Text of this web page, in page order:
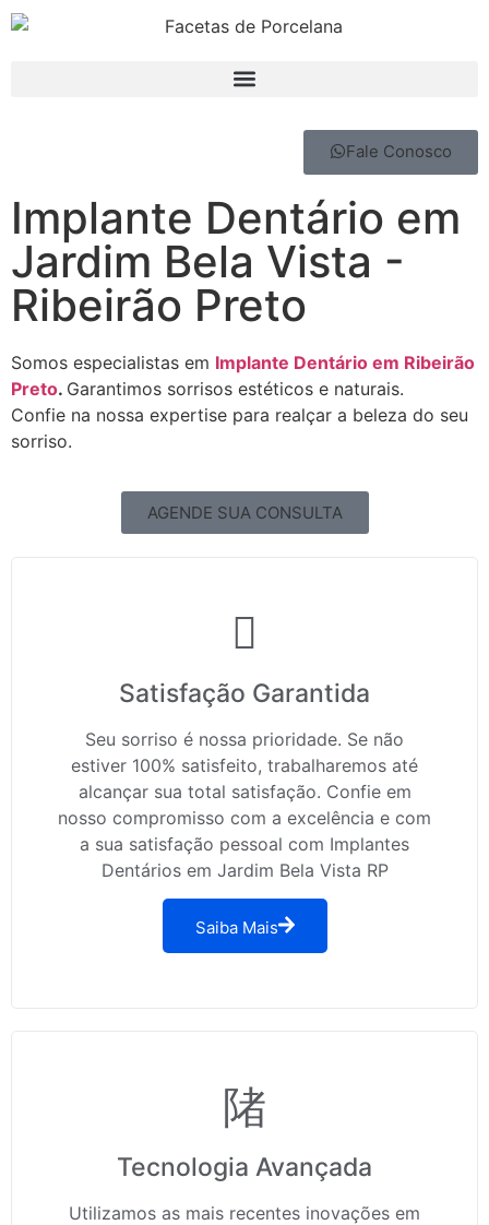
Fale Conosco
Implante Dentário em
Jardim Bela Vista -
Ribeirão Preto
Somos especialistas em Implante Dentário em Ribeirão
Preto. Garantimos sorrisos estéticos e naturais.
Confie na nossa expertise para realçar a beleza do seu
sorriso.
AGENDE SUA CONSULTA
Satisfação Garantida
Seu sorriso é nossa prioridade. Se não
estiver 100% satisfeito, trabalharemos até
alcançar sua total satisfação. Confie em
nosso compromisso com a excelência e com
a sua satisfação pessoal com Implantes
Dentários em Jardim Bela Vista RP
Saiba Mais
Tecnologia Avançada
Utilizamos as mais recentes inovações em